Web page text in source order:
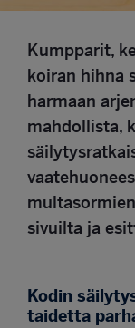
Kumpparit,
koiran hihna
harmaan
mahdollista,
sivuilta ja
Kodin
taidetta